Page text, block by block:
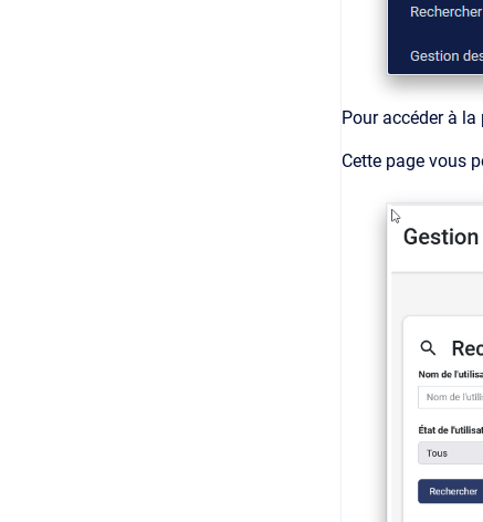
Pour accéder à
Cette page vous